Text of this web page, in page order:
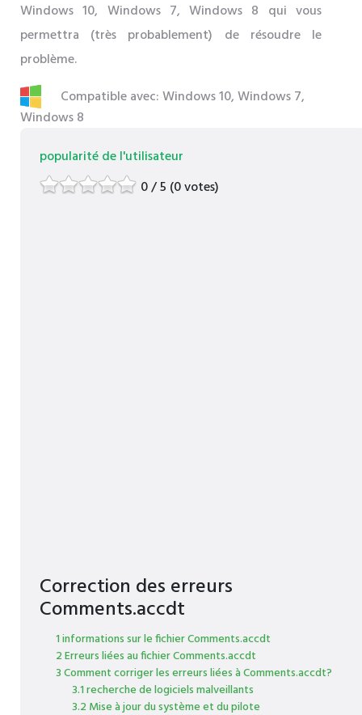
Windows 10, Windows 7, Windows 8 qui vous
permettra (très probablement) de résoudre le
problème.
Compatible avec: Windows 10, Windows 7,
Windows 8
popularité de l'utilisateur
0 / 5 (0 votes)
Correction des erreurs
Comments.accdt
1 informations sur le fichier Comments.accdt
2 Erreurs liées au fichier Comments.accdt
3 Comment corriger les erreurs liées à Comments.accdt?
3.1 recherche de logiciels malveillants
3.2 Mise à jour du système et du pilote